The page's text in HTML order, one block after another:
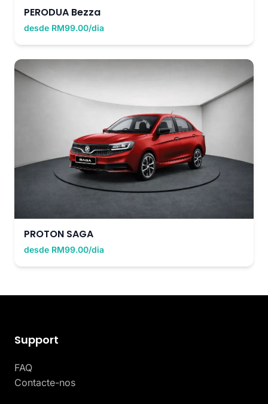
PERODUA Bezza
desde RM99.00/dia
PROTON SAGA
desde RM99.00/dia
Support
FAQ
Contacte-nos